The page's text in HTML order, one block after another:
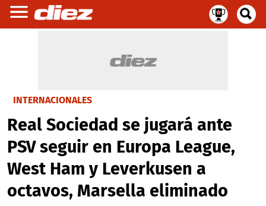
INTERNACIONALES
Real Sociedad se jugará ante
PSV seguir en Europa League,
West Ham y Leverkusen a
octavos, Marsella eliminado